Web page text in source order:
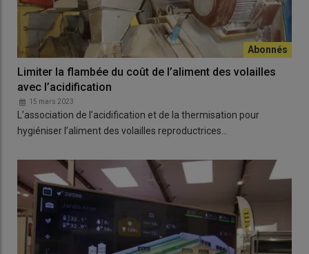
Limiter la flambée du coût de l’aliment des volailles
avec l’acidification
15 mars 2023
L’association de l’acidification et de la thermisation pour
hygiéniser l’aliment des volailles reproductrices…